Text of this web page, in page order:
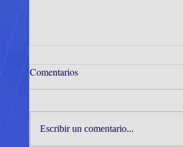
Comentarios
Escribir un comentario...